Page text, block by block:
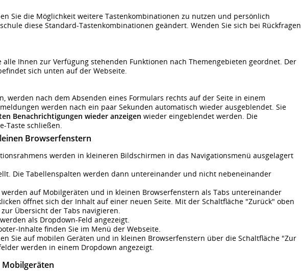
Sie die Möglichkeit weitere Tastenkombinationen zu nutzen und persönlich
diese Standard-Tastenkombinationen geändert. Wenden Sie sich bei Rückfragen
Ihnen zur Verfügung stehenden Funktionen nach Themengebieten geordnet. Der
sich unten auf der Webseite.
werden nach dem Absenden eines Formulars rechts auf der Seite in einem
werden nach ein paar Sekunden automatisch wieder ausgeblendet. Sie
Benachrichtigungen wieder anzeigen wieder eingeblendet werden. Die
Taste schließen.
Browserfenstern
werden in kleineren Bildschirmen in das Navigationsmenü ausgelagert
Die Tabellenspalten werden dann untereinander und nicht nebeneinander
auf Mobilgeräten und in kleinen Browserfenstern als Tabs untereinander
öffnet sich der Inhalt auf einer neuen Seite. Mit der Schaltfläche "Zurück" oben
Übersicht der Tabs navigieren.
als Dropdown-Feld angezeigt.
Inhalte finden Sie im Menü der Webseite.
Sie auf mobilen Geräten und in kleinen Browserfenstern über die Schaltfläche "Zur
werden in einem Dropdown angezeigt.